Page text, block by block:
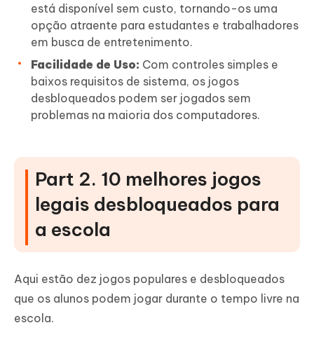
está disponível sem custo, tornando-os uma
opção atraente para estudantes e trabalhadores
em busca de entretenimento.
Facilidade de Uso: Com controles simples e
baixos requisitos de sistema, os jogos
desbloqueados podem ser jogados sem
problemas na maioria dos computadores.
Part 2. 10 melhores jogos
legais desbloqueados para
a escola
Aqui estão dez jogos populares e desbloqueados
que os alunos podem jogar durante o tempo livre na
escola.